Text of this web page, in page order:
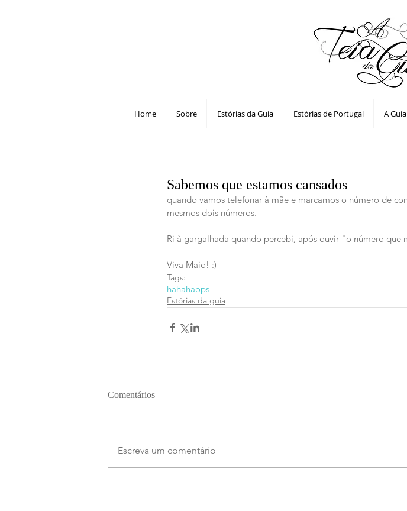
Home Sobre Estórias da Guia Estórias de Portugal A
Sabemos que estamos cansados
quando vamos telefonar à mãe e marcamos o número de
mesmos dois números.
Ri à gargalhada quando percebi, após ouvir "o número que
Viva Maio! :)
Tags:
hahahaops
Estórias da guia
Comentários
Escreva um comentário